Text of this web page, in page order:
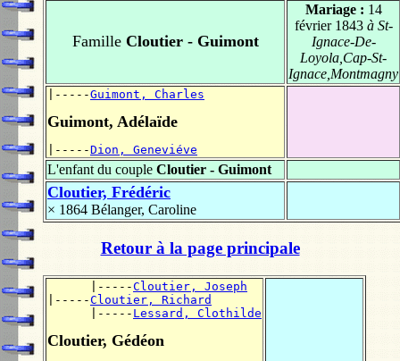
FamilleCloutier - Guimont
Mariage : 14
février 1843à St-
Ignace-De-
Loyola,Cap-St-
Ignace,Montmagny
|-----Guimont, Charles
Guimont, Adélaïde
|-----Dion, Geneviéve
L'enfant du couple Cloutier - Guimont
Cloutier, Frédéric
× 1864 Bélanger, Caroline
Retour à la page principale
      |-----
Cloutier, Joseph
|-----Cloutier, Richard
      |-----
Lessard, Clothilde
Cloutier, Gédéon